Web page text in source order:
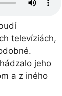
televíziách,
jeho
a z iného